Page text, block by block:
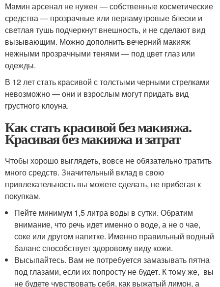
Мамин арсенал не нужен — собственные косметические
средства — прозрачные или перламутровые блески и
светлая тушь подчеркнут внешность, и не сделают вид
вызывающим. Можно дополнить вечерний макияж
нежными прозрачными тенями — под цвет глаз или
одежды.
В 12 лет стать красивой с толстыми черными стрелками
невозможно — они и взрослым могут придать вид
грустного клоуна.
Как стать красивой без макияжа.
Красивая без макияжа и затрат
Чтобы хорошо выглядеть, вовсе не обязательно тратить
много средств. Значительный вклад в свою
привлекательность вы можете сделать, не прибегая к
покупкам.
Пейте минимум 1,5 литра воды в сутки. Обратим
внимание, что речь идет именно о воде, а не о чае,
соке или другом напитке. Именно правильный водный
баланс способствует здоровому виду кожи.
Высыпайтесь. Вам не потребуется замазывать пятна
под глазами, если их попросту не будет. К тому же, вы
не будете чувствовать себя, как выжатый лимон, а